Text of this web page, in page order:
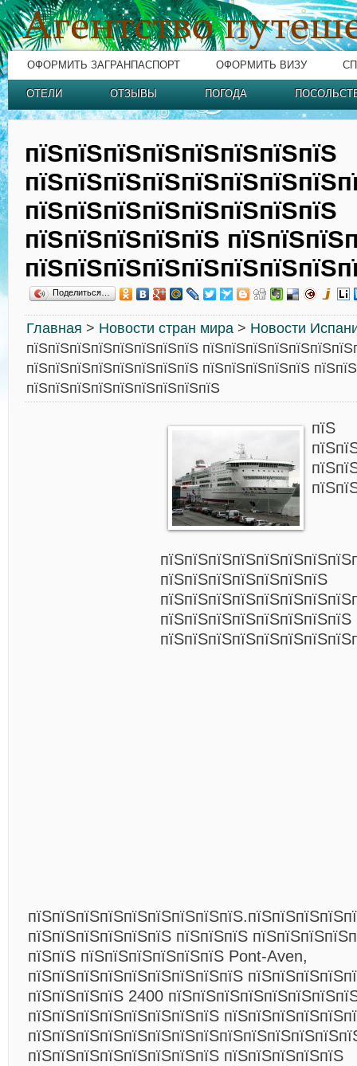
ОФОРМИТЬ ЗАГРАНПАСПОРТ ОФОРМИТЬ ВИЗУ
ОТЕЛИ ОТЗЫВЫ ПОГОДА
пїЅпїЅпїЅпїЅпїЅпїЅпїЅпїЅ
пїЅпїЅпїЅпїЅпїЅпїЅпїЅпїЅ
пїЅпїЅпїЅпїЅпїЅ
Поделиться…
Главная > Новости стран мира > Новости
пїЅпїЅпїЅпїЅпїЅпїЅпїЅпїЅ
пїЅпїЅпїЅпїЅпїЅпїЅпїЅпїЅ пїЅпїЅпїЅпїЅпїЅ
пїЅпїЅпїЅпїЅпїЅпїЅпїЅпїЅпїЅ
пїЅ
пїЅпїЅпїЅпїЅпїЅпїЅпїЅ
пїЅпїЅпїЅпїЅпїЅпїЅ пїЅпїЅпїЅ
пїЅпїЅ пїЅпїЅпїЅпїЅпїЅпїЅ Pont-Aven,
пїЅпїЅпїЅпїЅпїЅпїЅпїЅпїЅпїЅ
пїЅпїЅпїЅпїЅ 2400
пїЅпїЅпїЅпїЅпїЅпїЅпїЅпїЅ
пїЅпїЅпїЅпїЅпїЅпїЅпїЅпїЅ пїЅпїЅпїЅпїЅпїЅ